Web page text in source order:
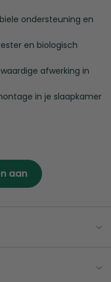
ondersteuning en
en biologisch
afwerking in
in je slaapkamer
aan